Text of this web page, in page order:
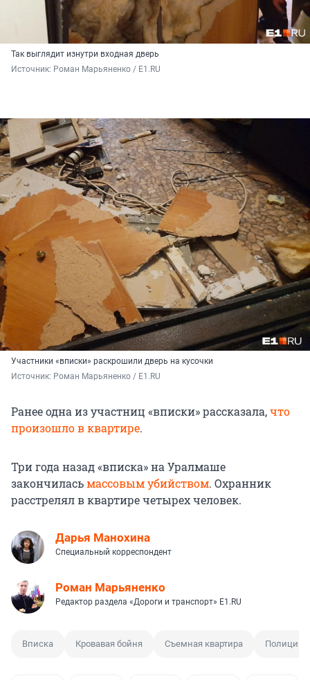
Так выглядит изнутри входная дверь
Источник: Роман Марьяненко / E1.RU
Участники «вписки» раскрошили дверь на кусочки
Источник: Роман Марьяненко / E1.RU
Ранее одна из участниц «вписки» рассказала,что
произошло в квартире.
Три года назад «вписка» на Уралмаше
закончиласьмассовым убийством. Охранник
расстрелял в квартире четырех человек.
Дарья Манохина
Специальный корреспондент
Роман Марьяненко
Редактор раздела «Дороги и транспорт» E1.RU
Вписка Кровавая бойня Съемная квартира Полиция